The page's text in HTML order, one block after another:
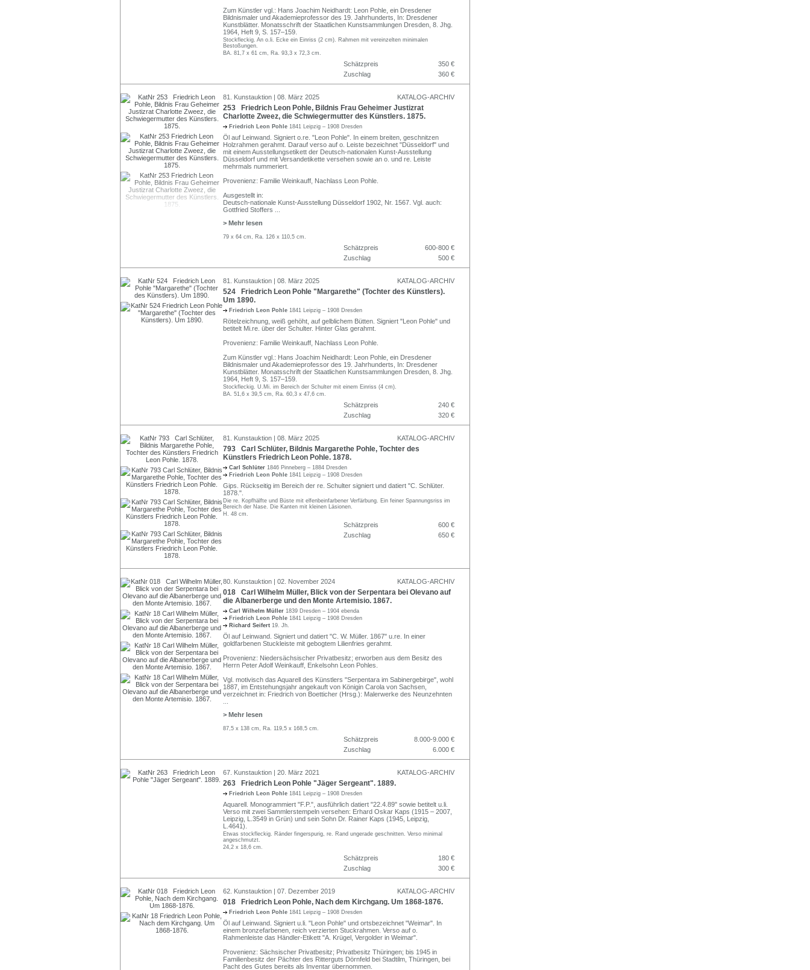
Zum Künstler vgl.: Hans Joachim Neidhardt: Leon Pohle, ein Dresdener
Bildnismaler und Akademieprofessor des 19. Jahrhunderts, In: Dresdener
Kunstblätter. Monatsschrift der Staatlichen Kunstsammlungen Dresden, 8. Jhg.
1964, Heft 9, S. 157–159.
Stockfleckig. An o.li. Ecke ein Einriss (2 cm). Rahmen mit vereinzelten minimalen
Bestoßungen.
BA. 81,7 x 61 cm, Ra. 93,3 x 72,3 cm.
Schätzpreis
350 €
Zuschlag
360 €
81. Kunstauktion | 08. März 2025 KATALOG-ARCHIV
253 Friedrich Leon Pohle, Bildnis Frau Geheimer Justizrat
Charlotte Zweez, die Schwiegermutter des Künstlers. 1875.
Friedrich Leon Pohle 1841 Leipzig – 1908 Dresden
Öl auf Leinwand. Signiert o.re. "Leon Pohle". In einem breiten, geschnitzen
Holzrahmen gerahmt. Darauf verso auf o. Leiste bezeichnet "Düsseldorf" und
mit einem Ausstellungsetikett der Deutsch-nationalen Kunst-Ausstellung
Düsseldorf und mit Versandetikette versehen sowie an o. und re. Leiste
mehrmals nummeriert.
Provenienz: Familie Weinkauff, Nachlass Leon Pohle.
Ausgestellt in:
Deutsch-nationale Kunst-Ausstellung Düsseldorf 1902, Nr. 1567. Vgl. auch:
Gottfried Stoffers
> Mehr lesen
79 x 64 cm, Ra. 126 x 110,5 cm.
Schätzpreis
600-800 €
Zuschlag
500 €
81. Kunstauktion | 08. März 2025 KATALOG-ARCHIV
524 Friedrich Leon Pohle "Margarethe" (Tochter des Künstlers).
Um 1890.
Friedrich Leon Pohle 1841 Leipzig – 1908 Dresden
Rötelzeichnung, weiß gehöht, auf gelblichem Bütten. Signiert "Leon Pohle" und
betitelt Mi.re. über der Schulter. Hinter Glas gerahmt.
Provenienz: Familie Weinkauff, Nachlass Leon Pohle.
Zum Künstler vgl.: Hans Joachim Neidhardt: Leon Pohle, ein Dresdener
Bildnismaler und Akademieprofessor des 19. Jahrhunderts, In: Dresdener
Kunstblätter. Monatsschrift der Staatlichen Kunstsammlungen Dresden, 8. Jhg.
1964, Heft 9, S. 157–159.
Stockfleckig. U.Mi. im Bereich der Schulter mit einem Einriss (4 cm).
BA. 51,6 x 39,5 cm, Ra. 60,3 x 47,6 cm.
Schätzpreis
240 €
Zuschlag
320 €
81. Kunstauktion | 08. März 2025 KATALOG-ARCHIV
793 Carl Schlüter, Bildnis Margarethe Pohle, Tochter des
Künstlers Friedrich Leon Pohle. 1878.
Carl Schlüter 1846 Pinneberg – 1884 Dresden
Friedrich Leon Pohle 1841 Leipzig – 1908 Dresden
Gips. Rückseitig im Bereich der re. Schulter signiert und datiert "C. Schlüter.
1878.".
Die re. Kopfhälfte und Büste mit elfenbeinfarbener Verfärbung. Ein feiner Spannungsriss im
Bereich der Nase. Die Kanten mit kleinen Läsionen.
H. 48 cm.
Schätzpreis
600 €
Zuschlag
650 €
80. Kunstauktion | 02. November 2024 KATALOG-ARCHIV
018 Carl Wilhelm Müller, Blick von der Serpentara bei Olevano auf
die Albanerberge und den Monte Artemisio. 1867.
Carl Wilhelm Müller 1839 Dresden – 1904 ebenda
Friedrich Leon Pohle 1841 Leipzig – 1908 Dresden
Richard Seifert 19. Jh.
Öl auf Leinwand. Signiert und datiert "C. W. Müller. 1867" u.re. In einer
goldfarbenen Stuckleiste mit gebogtem Lilienfries gerahmt.
Provenienz: Niedersächsischer Privatbesitz; erworben aus dem Besitz des
Herrn Peter Adolf Weinkauff, Enkelsohn Leon Pohles.
Vgl. motivisch das Aquarell des Künstlers "Serpentara im Sabinergebirge", wohl
1887, im Entstehungsjahr angekauft von Königin Carola von Sachsen,
verzeichnet in: Friedrich von Boetticher (Hrsg.): Malerwerke des Neunzehnten
> Mehr lesen
87,5 x 138 cm, Ra. 119,5 x 168,5 cm.
Schätzpreis
8.000-9.000 €
Zuschlag
6.000 €
67. Kunstauktion | 20. März 2021 KATALOG-ARCHIV
263 Friedrich Leon Pohle "Jäger Sergeant". 1889.
Friedrich Leon Pohle 1841 Leipzig – 1908 Dresden
Aquarell. Monogrammiert "F.P.", ausführlich datiert "22.4.89" sowie betitelt u.li.
Verso mit zwei Sammlerstempeln versehen: Erhard Oskar Kaps (1915 – 2007,
Leipzig, L.3549 in Grün) und sein Sohn Dr. Rainer Kaps (1945, Leipzig,
L.4641).
Etwas stockfleckig. Ränder fingerspurig, re. Rand ungerade geschnitten. Verso minimal
angeschmutzt.
24,2 x 18,6 cm.
Schätzpreis
180 €
Zuschlag
300 €
62. Kunstauktion | 07. Dezember 2019 KATALOG-ARCHIV
018 Friedrich Leon Pohle, Nach dem Kirchgang. Um 1868-1876.
Friedrich Leon Pohle 1841 Leipzig – 1908 Dresden
Öl auf Leinwand. Signiert u.li. "Leon Pohle" und ortsbezeichnet "Weimar". In
einem bronzefarbenen, reich verzierten Stuckrahmen. Verso auf o.
Rahmenleiste das Händler-Etikett "A. Krügel, Vergolder in Weimar".
Provenienz: Sächsischer Privatbesitz; Privatbesitz Thüringen; bis 1945 in
Familienbesitz der Pächter des Ritterguts Dörnfeld bei Stadtilm, Thüringen, bei
Pacht des Gutes bereits als Inventar übernommen.